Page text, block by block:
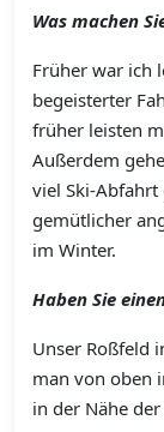
Was machen
Früher war ich
begeisterter
früher leisten
Außerdem
viel Ski-Abfahrt
gemütlicher
im Winter.
Haben Sie
Unser Roßfeld
man von oben
in der Nähe